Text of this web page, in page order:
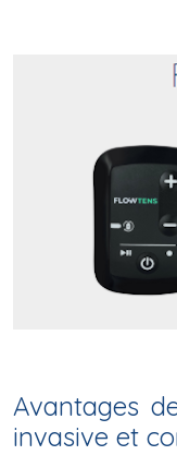
Avantages
invasive et